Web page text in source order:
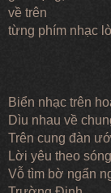
về trên
từng phím nhạc
Biển nhạc trên
Dìu nhau về
Trên cung đàn
Lời yêu theo
Vỗ tìm bờ ngẩn